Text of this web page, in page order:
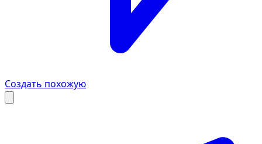
Создать похожую